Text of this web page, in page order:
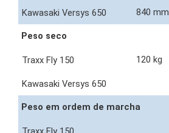
840 mm
Peso seco
120 kg
Peso em ordem de marcha